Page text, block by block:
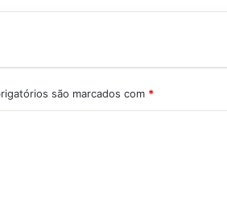
são marcados com *